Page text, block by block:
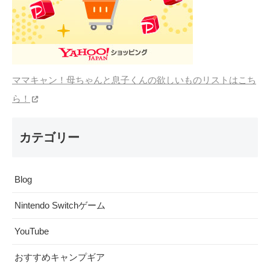
ママキャン！母ちゃんと息子くんの欲しいものリストはこち
ら！
カテゴリー
Blog
Nintendo Switchゲーム
YouTube
おすすめキャンプギア